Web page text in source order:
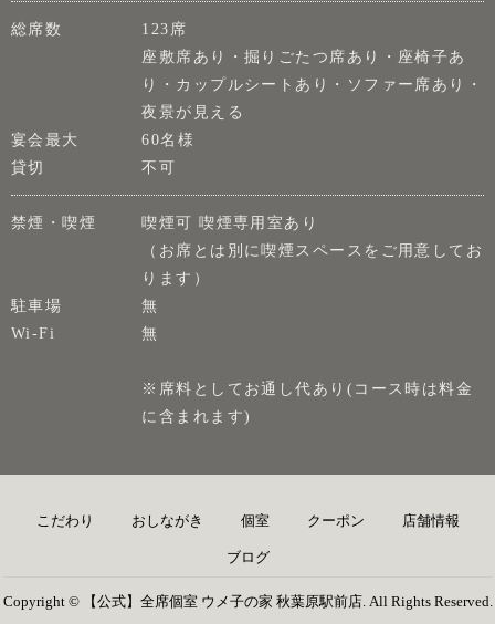
総席数
123席
座敷席あり・掘りごたつ席あり・座椅子あ
り・カップルシートあり・ソファー席あり・
夜景が見える
宴会最大
60名様
貸切
不可
禁煙・喫煙
喫煙可 喫煙専用室あり
（お席とは別に喫煙スペースをご用意してお
ります）
駐車場
無
Wi-Fi
無
※席料としてお通し代あり(コース時は料金
に含まれます)
こだわり おしながき 個室 クーポン 店舗情報
ブログ
Copyright © 【公式】全席個室 ウメ子の家 秋葉原駅前店. All Rights Reserved.